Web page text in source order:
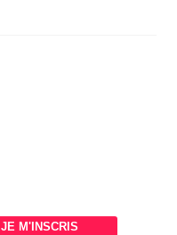
JE M'INSCRIS